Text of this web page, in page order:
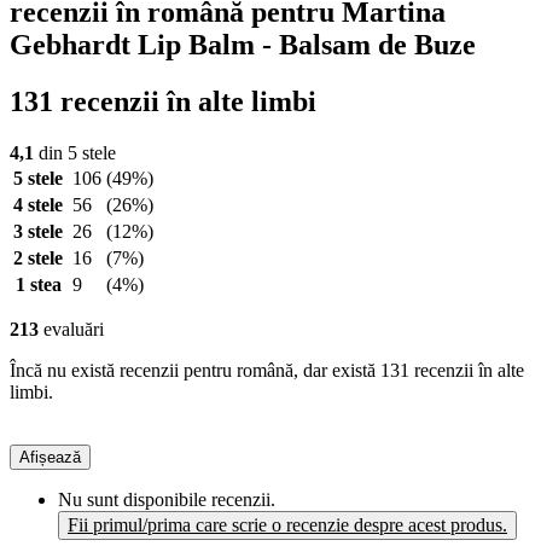
recenzii în română pentru Martina
Gebhardt Lip Balm - Balsam de Buze
131 recenzii în alte limbi
4,1 din 5 stele
5 stele 106 (49%)
4 stele 56
(26%)
3 stele 26
(12%)
2 stele 16
(7%)
1 stea 9 (4%)
213 evaluări
Încă nu există recenzii pentru română, dar există 131 recenzii în alte
limbi.
Afișează
Nu sunt disponibile recenzii.
Fii primul/prima care scrie o recenzie despre acest produs.